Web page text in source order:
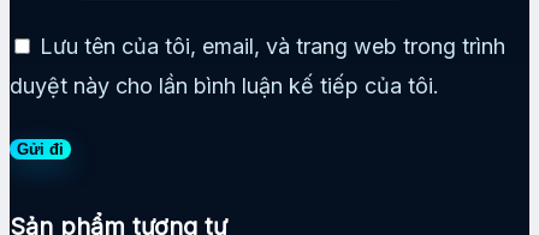
Lưu tên của tôi, email, và trang web trong trình
duyệt này cho lần bình luận kế tiếp của tôi.
Sản phẩm tương tự